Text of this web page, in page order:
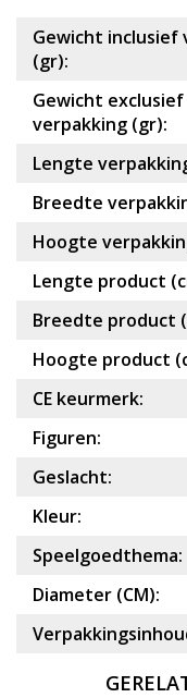
Gewicht inclusief
(gr):
Gewicht exclusief
verpakking (gr):
Lengte
Breedte
Hoogte
Lengte product
Breedte product
Hoogte product
CE keurmerk:
Figuren:
Geslacht:
Kleur:
Speelgoedthema:
Diameter (CM):